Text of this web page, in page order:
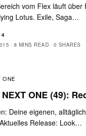
vom Flex läuft über
Lotus. Exile, Saga…
8 MINS READ 0 SHARES
ONE
ONE (49):
Deine eigenen,
Release: Look…